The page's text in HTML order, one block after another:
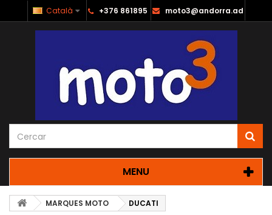
Català +376 861895 moto3@andorra.ad
MENU
MARQUES MOTO DUCATI